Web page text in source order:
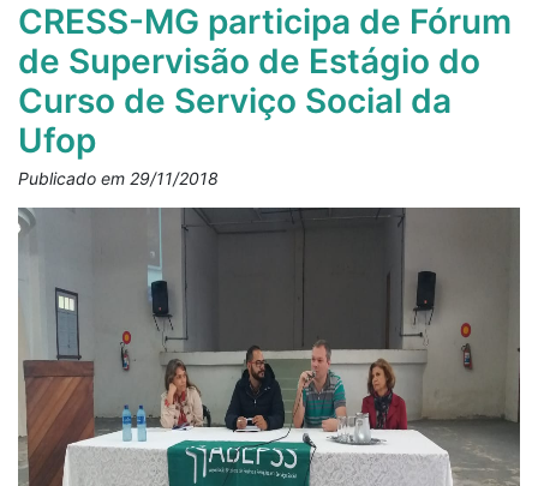
CRESS-MG participa de Fórum
de Supervisão de Estágio do
Curso de Serviço Social da
Ufop
Publicado em 29/11/2018